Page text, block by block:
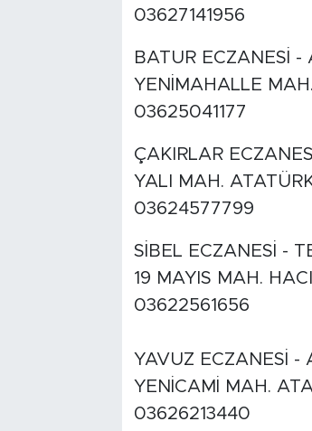
03627141956
BATUR ECZANESİ -
YENİMAHALLE
03625041177
ÇAKIRLAR
YALI MAH.
03624577799
SİBEL ECZANESİ -
19 MAYIS MAH.
03622561656
YAVUZ ECZANESİ -
YENİCAMİ MAH.
03626213440